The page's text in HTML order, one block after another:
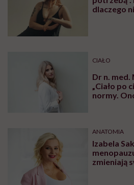
dlaczego
CIAŁO
Dr n.
„Ciało po
normy.
ANATOMIA
Izabela
zmieniają